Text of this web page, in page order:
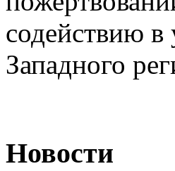
содействию в
Западного
Новости